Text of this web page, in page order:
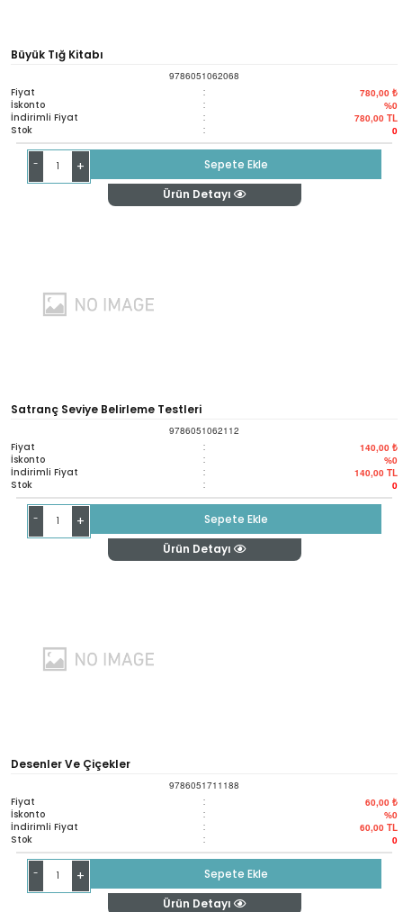
Büyük Tığ Kitabı
9786051062068
Fiyat : 780,00 ₺
İskonto : %0
İndirimli Fiyat : 780,00 TL
Stok : 0
- +
Sepete Ekle
Ürün Detayı
Satranç Seviye Belirleme Testleri
9786051062112
Fiyat : 140,00 ₺
İskonto : %0
İndirimli Fiyat : 140,00 TL
Stok : 0
- +
Sepete Ekle
Ürün Detayı
Desenler Ve Çiçekler
9786051711188
Fiyat : 60,00 ₺
İskonto : %0
İndirimli Fiyat : 60,00 TL
Stok : 0
- +
Sepete Ekle
Ürün Detayı